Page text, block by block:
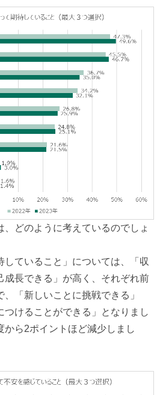
、どのように考えているのでしょ
していること」については、「収
成長できる」が高く、それぞれ前
「新しいことに挑戦できる」
つけることができる」となりまし
から2ポイントほど減少しまし